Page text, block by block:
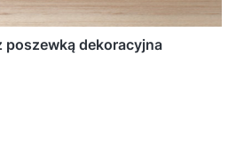
poszewką dekoracyjna